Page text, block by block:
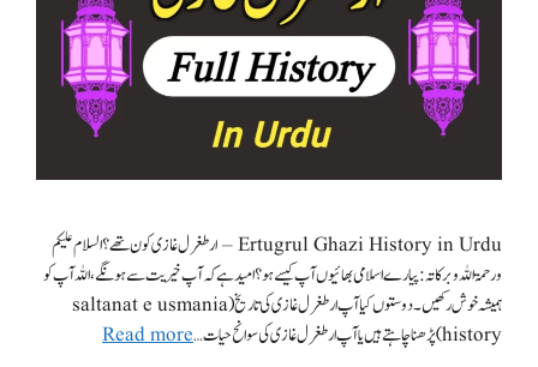
Ertugrul Ghazi History in Urdu – ارطغرل غازی کون تھے؟ السلام علیکم
ورحمۃ اللہ وبرکاتہ: پیارے اسلامی بھائیوں آپ کیسے ہو؟ امید ہے کہ آپ خیریت سے ہونگے، اللہ آپ کو
ہمیشہ خوش رکھیں۔ دوستوں کیا آپ ارطغرل غازی کی تاریخ( saltanat e usmania
history) پڑھنا چاہتے ہیں یا آپ ارطغرل غازی کی سوانح حیات …
Read more